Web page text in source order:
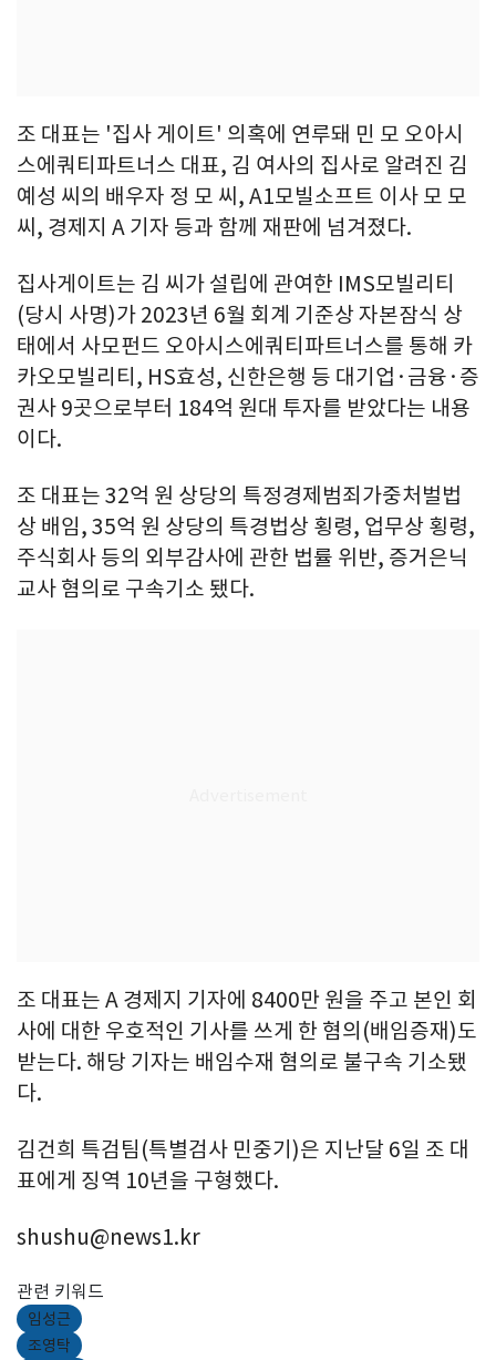
조 대표는 '집사 게이트' 의혹에 연루돼 민 모 오아시
스에쿼티파트너스 대표, 김 여사의 집사로 알려진 김
예성 씨의 배우자 정 모 씨, A1모빌소프트 이사 모 모
씨, 경제지 A 기자 등과 함께 재판에 넘겨졌다.
집사게이트는 김 씨가 설립에 관여한 IMS모빌리티
(당시 사명)가 2023년 6월 회계 기준상 자본잠식 상
태에서 사모펀드 오아시스에쿼티파트너스를 통해 카
카오모빌리티, HS효성, 신한은행 등 대기업·금융·증
권사 9곳으로부터 184억 원대 투자를 받았다는 내용
이다.
조 대표는 32억 원 상당의 특정경제범죄가중처벌법
상 배임, 35억 원 상당의 특경법상 횡령, 업무상 횡령,
주식회사 등의 외부감사에 관한 법률 위반, 증거은닉
교사 혐의로 구속기소 됐다.
조 대표는 A 경제지 기자에 8400만 원을 주고 본인 회
사에 대한 우호적인 기사를 쓰게 한 혐의(배임증재)도
받는다. 해당 기자는 배임수재 혐의로 불구속 기소됐
다.
김건희 특검팀(특별검사 민중기)은 지난달 6일 조 대
표에게 징역 10년을 구형했다.
shushu@news1.kr
관련 키워드
임성근
조영탁